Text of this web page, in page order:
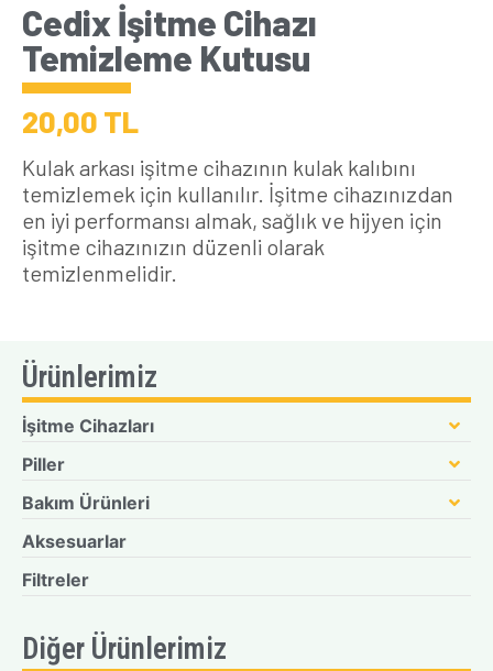
Cedix İşitme Cihazı
Temizleme Kutusu
20,00 TL
Kulak arkası işitme cihazının kulak kalıbını
temizlemek için kullanılır. İşitme cihazınızdan
en iyi performansı almak, sağlık ve hijyen için
işitme cihazınızın düzenli olarak
temizlenmelidir.
Ürünlerimiz
İşitme Cihazları
Piller
Bakım Ürünleri
Aksesuarlar
Filtreler
Diğer Ürünlerimiz